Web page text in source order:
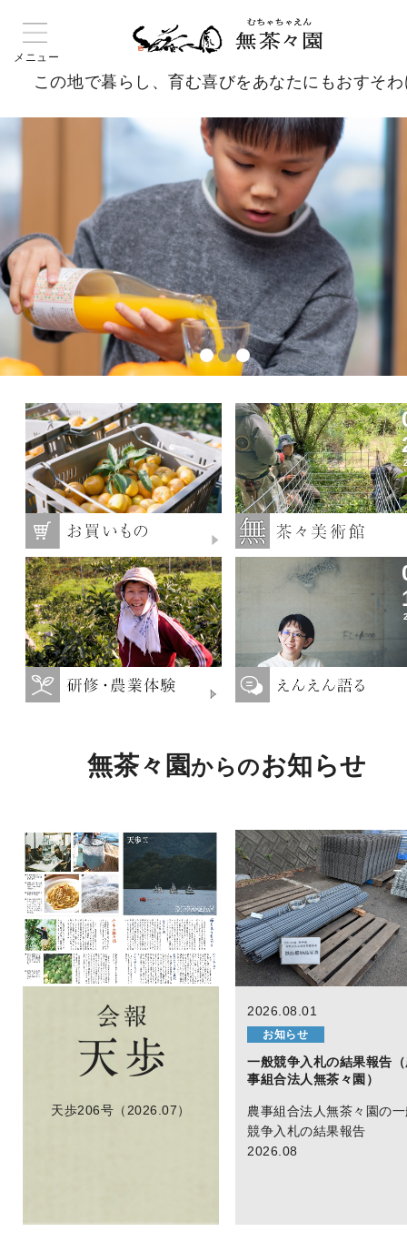
この地で暮らし、育む喜びをあなたにもおすそ
無茶々園からのお知らせ
天歩206号（2026.07）
2026.08.01
お知らせ
一般競争入札の結果報告
事組合法人無茶々園）
農事組合法人無茶々園の
競争入札の結果報告
2026.08